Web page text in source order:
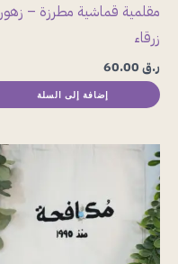
مقلمية قماشية مطرزة – زهور
زرقاء
ر.ق
إضافة إلى السلة